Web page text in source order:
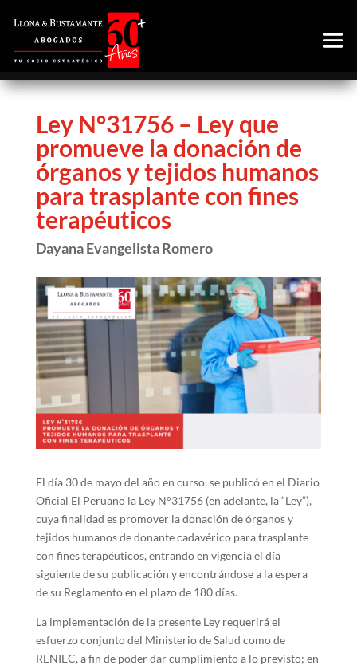
Ley N°31756 – Ley que
promueve la donación de
órganos y tejidos humanos
para trasplante con fines
terapéuticos
Dayana Evangelista Romero
El día 30 de mayo del año en curso, se publicó en el Diario
Oficial El Peruano la Ley N°31756 (en adelante, la “Ley”),
cuya finalidad es promover la donación de órganos y
tejidos humanos de donante cadavérico para trasplante
con fines terapéuticos, entrando en vigencia el día
siguiente de su publicación y encontrándose a la espera
de su Reglamento en el plazo de 180 días.
La implementación de la presente Ley requerirá el
esfuerzo conjunto del Ministerio de Salud como de
RENIEC, a fin de poder dar cumplimiento a lo previsto; en